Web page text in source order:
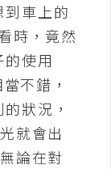
車上的
時，竟然
使用
不錯，
狀況，
就會出
論在對